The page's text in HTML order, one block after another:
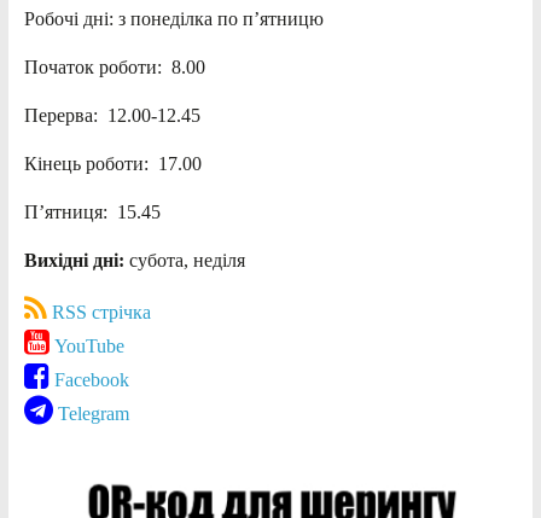
Робочі дні: з понеділка по п’ятницю
Початок роботи: 8.00
Перерва: 12.00-12.45
Кінець роботи: 17.00
П’ятниця: 15.45
Вихідні дні: субота, неділя
RSS стрічка
YouTube
Facebook
Telegram